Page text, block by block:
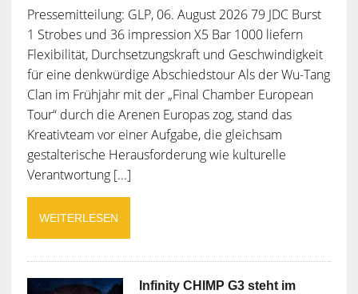
Pressemitteilung: GLP, 06. August 2026 79 JDC Burst
1 Strobes und 36 impression X5 Bar 1000 liefern
Flexibilität, Durchsetzungskraft und Geschwindigkeit
für eine denkwürdige Abschiedstour Als der Wu-Tang
Clan im Frühjahr mit der „Final Chamber European
Tour“ durch die Arenen Europas zog, stand das
Kreativteam vor einer Aufgabe, die gleichsam
gestalterische Herausforderung wie kulturelle
Verantwortung [...]
WEITERLESEN
Infinity CHIMP G3 steht im